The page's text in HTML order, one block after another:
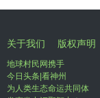
关于我们 版权声明
地球村民网携手
今日头条|看神州
为人类生态命运共同体